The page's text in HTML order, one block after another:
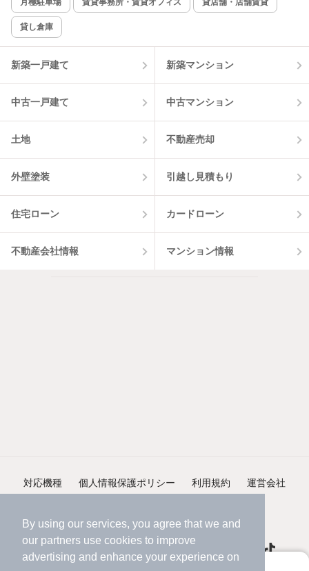
By using our services, you agree that we and
our partners use cookies to improve
advertising and enhance your experience on
該当件数:
物件一覧に反映
月極駐車場 賃貸事務所・賃貸オフィス 貸店舗・店舗賃貸
貸し倉庫
新築一戸建て 新築マンション
中古一戸建て 中古マンション
土地 不動産売却
外壁塗装 引越し見積もり
住宅ローン カードローン
不動産会社情報 マンション情報
対応機種 個人情報保護ポリシー 利用規約 運営会社